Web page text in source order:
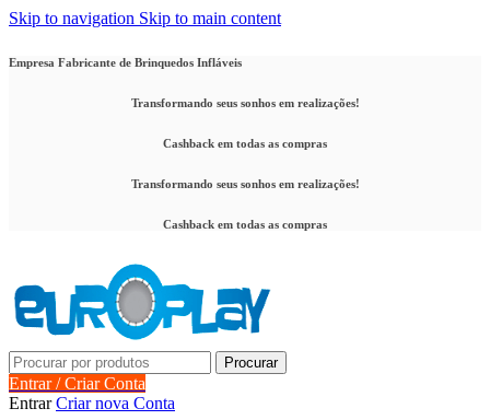
Skip to navigation Skip to main content
Empresa Fabricante de Brinquedos Infláveis
Transformando seus sonhos em realizações!
Cashback em todas as compras
Transformando seus sonhos em realizações!
Cashback em todas as compras
Procurar
Entrar / Criar Conta
EntrarCriar nova Conta